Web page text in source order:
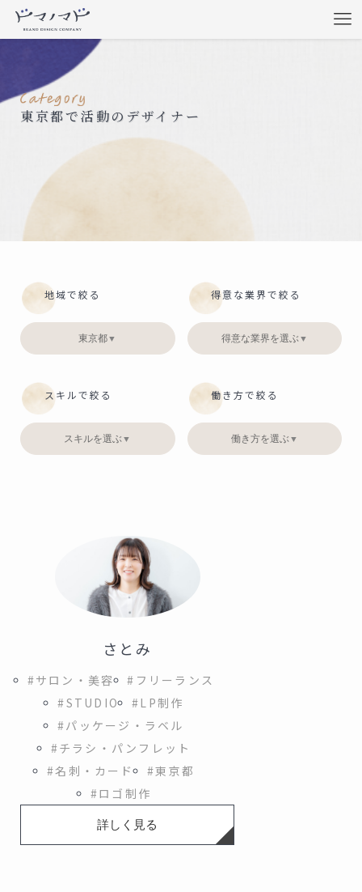
東京都で活動のデザイナー
地域で絞る
東京都▼
得意な業界で絞る
得意な業界を選ぶ ▼
スキルで絞る
スキルを選ぶ ▼
働き方で絞る
働き方を選ぶ ▼
さとみ
#サロン・美容
#フリーランス
#STUDIO
#LP制作
#パッケージ・ラベル
#チラシ・パンフレット
#名刺・カード
#東京都
#ロゴ制作
詳しく見る